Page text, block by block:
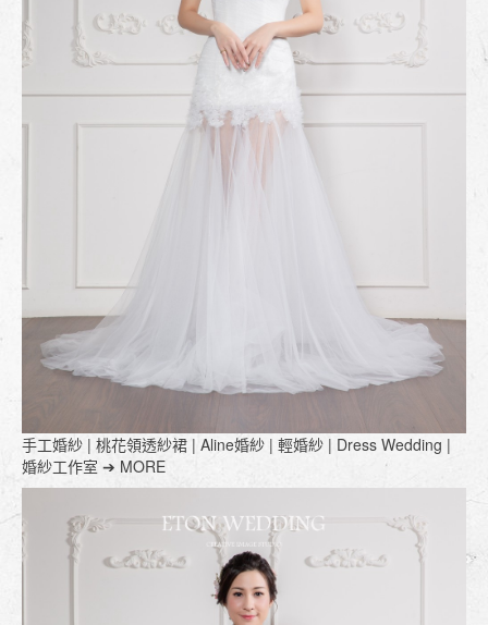
手工婚紗 | 桃花領透紗裙 | Aline婚紗 | 輕婚紗 | Dress Wedding |
婚紗工作室 ➔ MORE